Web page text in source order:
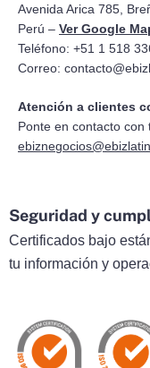
Avenida Arica 785,
Perú – Ver Google
Teléfono: +51 1 518
Correo:
Atención a clientes
Ponte en contacto
Seguridad y
Certificados bajo
tu información y